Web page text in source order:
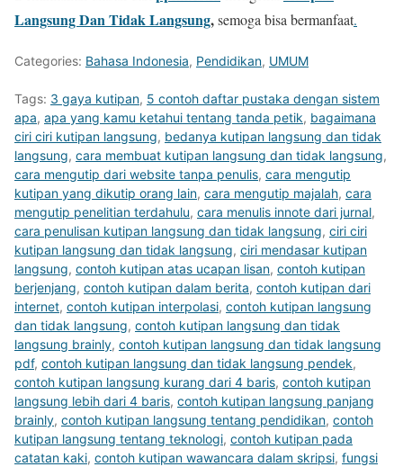
Langsung Dan Tidak Langsung,semoga bisa bermanfaat.
Categories: Bahasa Indonesia, Pendidikan, UMUM
Tags: 3 gaya kutipan, 5 contoh daftar pustaka dengan sistem
apa, apa yang kamu ketahui tentang tanda petik, bagaimana
ciri ciri kutipan langsung, bedanya kutipan langsung dan tidak
langsung, cara membuat kutipan langsung dan tidak langsung,
cara mengutip dari website tanpa penulis, cara mengutip
kutipan yang dikutip orang lain, cara mengutip majalah, cara
mengutip penelitian terdahulu, cara menulis innote dari jurnal,
cara penulisan kutipan langsung dan tidak langsung, ciri ciri
kutipan langsung dan tidak langsung, ciri mendasar kutipan
langsung, contoh kutipan atas ucapan lisan, contoh kutipan
berjenjang, contoh kutipan dalam berita, contoh kutipan dari
internet, contoh kutipan interpolasi, contoh kutipan langsung
dan tidak langsung, contoh kutipan langsung dan tidak
langsung brainly, contoh kutipan langsung dan tidak langsung
pdf, contoh kutipan langsung dan tidak langsung pendek,
contoh kutipan langsung kurang dari 4 baris, contoh kutipan
langsung lebih dari 4 baris, contoh kutipan langsung panjang
brainly, contoh kutipan langsung tentang pendidikan, contoh
kutipan langsung tentang teknologi, contoh kutipan pada
catatan kaki, contoh kutipan wawancara dalam skripsi, fungsi